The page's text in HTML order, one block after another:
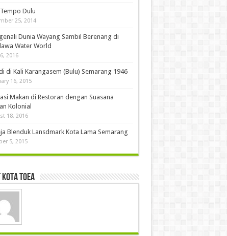
Dulu
25, 2014
Dunia Wayang Sambil Berenang di
Water World
2016
di Kali Karangasem (Bulu) Semarang 1946
16, 2015
Makan di Restoran dengan Suasana
Kolonial
18, 2016
Blenduk Lansdmark Kota Lama Semarang
5, 2015
Toea